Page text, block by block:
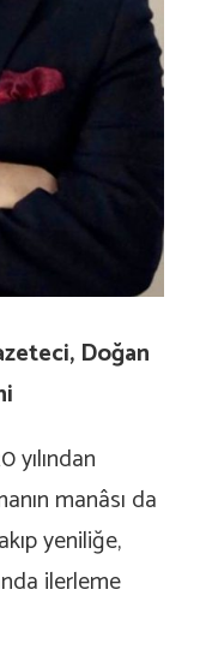
Doğan
yılından
manâsı da
yeniliğe,
ilerleme